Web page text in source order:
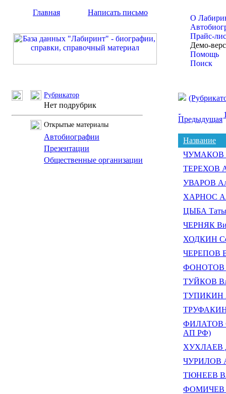
Главная Написать письмо
О
Прайс-
Демо-
Помощь
Поиск
Рубрикатор
Нет подрубрик
Открытые материалы
Автобиографии
Презентации
Общественные организации
Предыдущая
Название
ЧУМАКОВ
ТЕРЕХОВ
УВАРОВ
ХАРНОС
ЦЫБА
ЧЕРНЯК
ХОДКИН
ЧЕРЕПОВ
ФОНОТОВ
ТУЙКОВ
ТУПИКИН
ТРУФАКИН
ФИЛАТОВ
АП РФ)
ХУХЛАЕВ
ЧУРИЛОВ
ТЮНЕЕВ
ФОМИЧЕВ